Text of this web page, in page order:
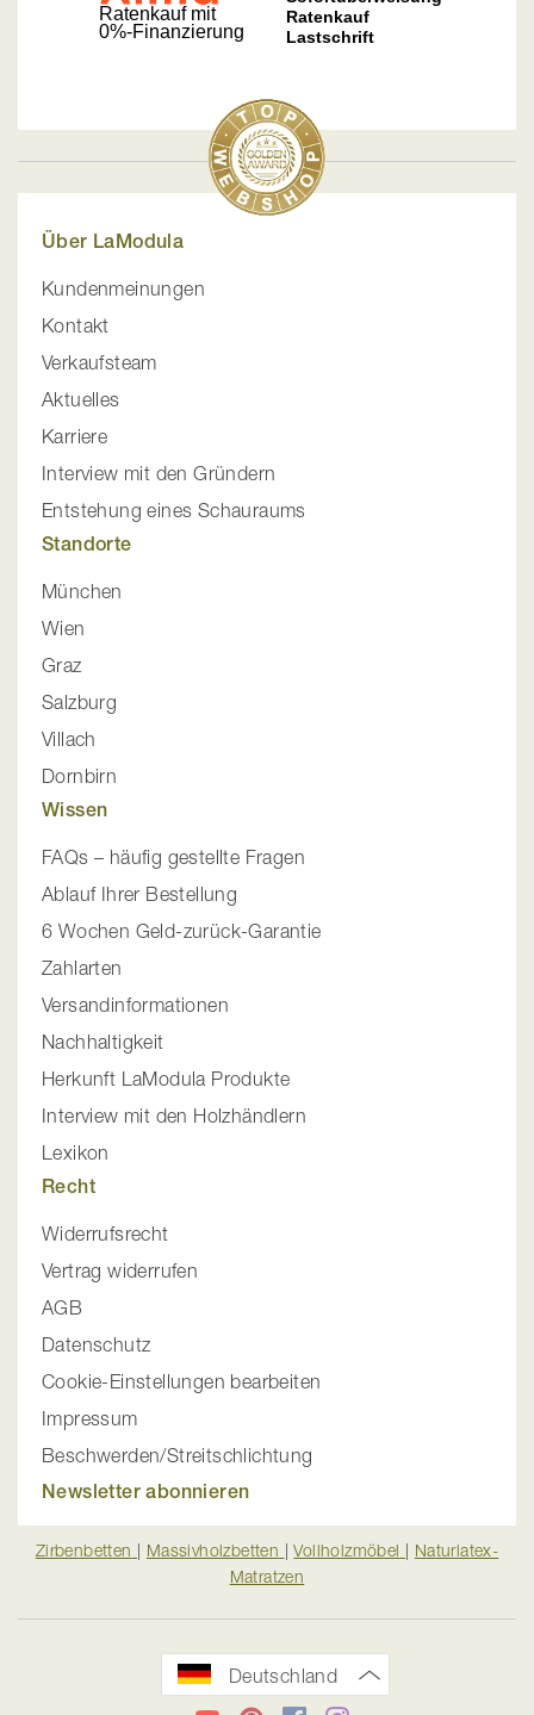
Über LaModula
Kundenmeinungen
Kontakt
Verkaufsteam
Aktuelles
Karriere
Interview mit den Gründern
Entstehung eines Schauraums
Standorte
München
Wien
Graz
Salzburg
Villach
Dornbirn
Wissen
FAQs – häufig gestellte Fragen
Ablauf Ihrer Bestellung
6 Wochen Geld-zurück-Garantie
Zahlarten
Versandinformationen
Nachhaltigkeit
Herkunft LaModula Produkte
Interview mit den Holzhändlern
Lexikon
Recht
Widerrufsrecht
Vertrag widerrufen
AGB
Datenschutz
Cookie-Einstellungen bearbeiten
Impressum
Beschwerden/Streitschlichtung
Newsletter abonnieren
Zirbenbetten | Massivholzbetten |Vollholzmöbel | Naturlatex-
Matratzen
Deutschland